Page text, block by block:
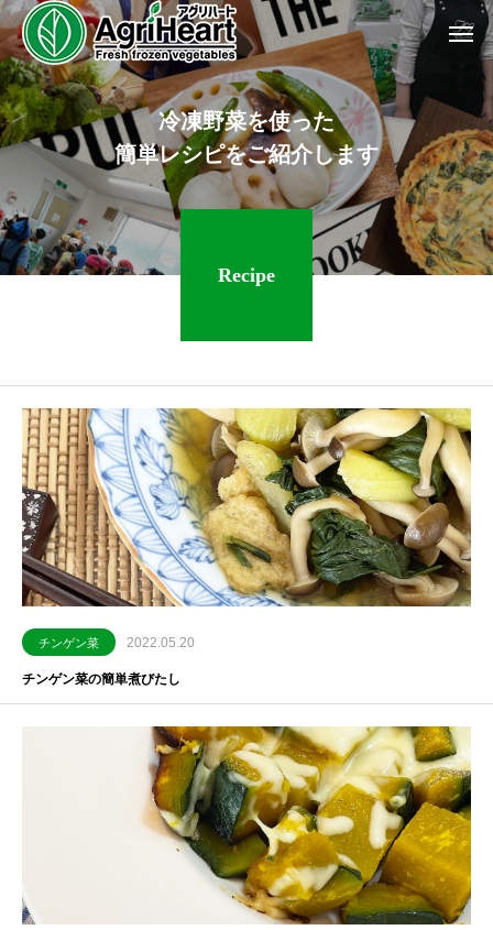
冷凍野菜を使った
簡単レシピをご紹介します
Recipe
チンゲン菜 2022.05.20
チンゲン菜の簡単煮びたし